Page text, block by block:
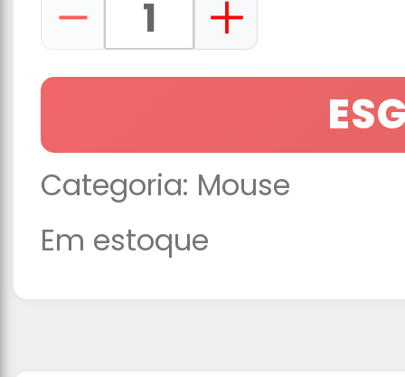
Categoria: Mouse
Em estoque